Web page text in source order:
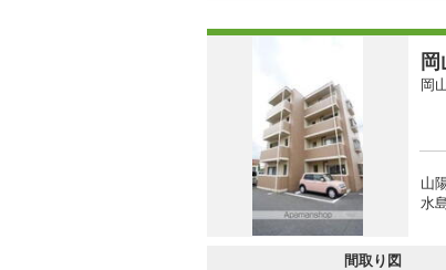
岡
山
水
間取り図